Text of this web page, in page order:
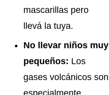
mascarillas pero
llevá la tuya.
No llevar niños muy
pequeños: Los
gases volcánicos son